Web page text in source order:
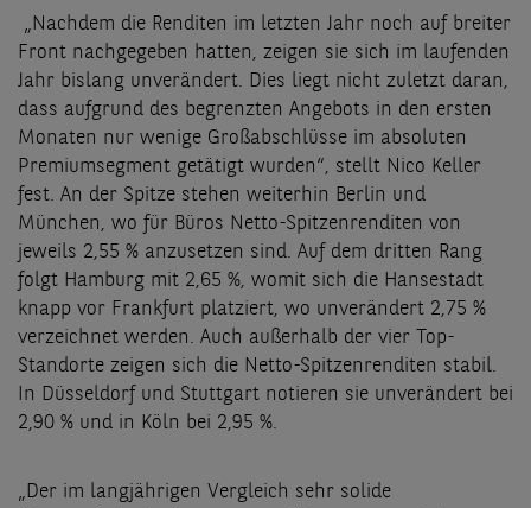
„Nachdem die Renditen im letzten Jahr noch auf breiter
Front nachgegeben hatten, zeigen sie sich im laufenden
Jahr bislang unverändert. Dies liegt nicht zuletzt daran,
dass aufgrund des begrenzten Angebots in den ersten
Monaten nur wenige Großabschlüsse im absoluten
Premiumsegment getätigt wurden“, stellt Nico Keller
fest. An der Spitze stehen weiterhin Berlin und
München, wo für Büros Netto-Spitzenrenditen von
jeweils 2,55 % anzusetzen sind. Auf dem dritten Rang
folgt Hamburg mit 2,65 %, womit sich die Hansestadt
knapp vor Frankfurt platziert, wo unverändert 2,75 %
verzeichnet werden. Auch außerhalb der vier Top-
Standorte zeigen sich die Netto-Spitzenrenditen stabil.
In Düsseldorf und Stuttgart notieren sie unverändert bei
2,90 % und in Köln bei 2,95 %.
„Der im langjährigen Vergleich sehr solide